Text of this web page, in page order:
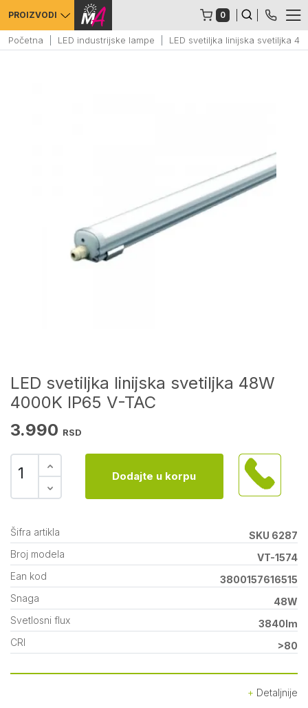
PROIZVODI 0
Početna LED industrijske lampe LED svetiljka linijska svetiljka
LED svetiljka linijska svetiljka 48W
4000K IP65 V-TAC
3.990 RSD
Dodajte u korpu
Šifra artikla
SKU 6287
Broj modela
VT-1574
Ean kod
3800157616515
Snaga
48W
Svetlosni flux
3840lm
CRI
>80
Detaljnije